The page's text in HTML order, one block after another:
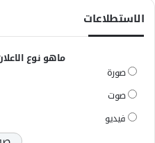
الاستطلاعات
ماهو نوع
صورة
صوت
فيديو